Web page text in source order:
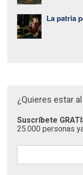
La patria
¿Quieres estar
Suscríbete
25.000 personas